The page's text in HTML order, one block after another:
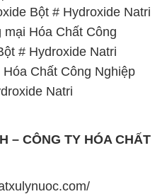
Bột # Hydroxide Natri
Hóa Chất Công
# Hydroxide Natri
Chất Công Nghiệp
Natri
– CÔNG TY HÓA CHẤT